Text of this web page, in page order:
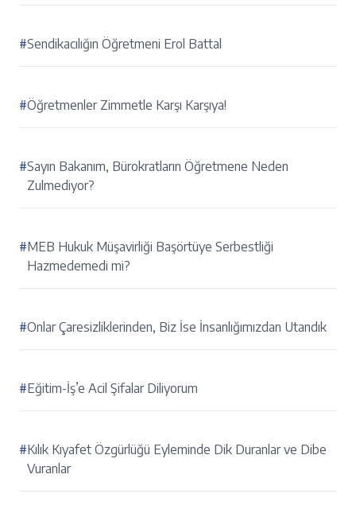
#Sendikacılığın Öğretmeni Erol Battal
#Öğretmenler Zimmetle Karşı Karşıya!
#Sayın Bakanım, Bürokratların Öğretmene Neden
Zulmediyor?
#MEB Hukuk Müşavirliği Başörtüye Serbestliği
Hazmedemedi mi?
#Onlar Çaresizliklerinden, Biz İse İnsanlığımızdan Utandık
#Eğitim-İş’e Acil Şifalar Diliyorum
#Kılık Kıyafet Özgürlüğü Eyleminde Dik Duranlar ve Dibe
Vuranlar